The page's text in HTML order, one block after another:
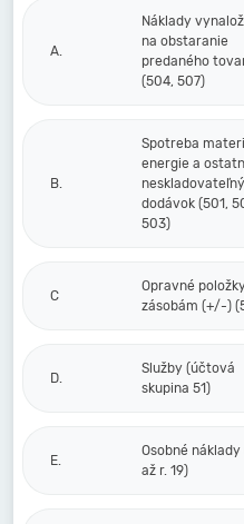
A.
Náklady
na obstaranie
predaného
(504, 507)
B.
Spotreba
energie a
dodávok (501,
503)
C
Opravné
zásobám (+/-)
D.
Služby (účtová
skupina 51)
E.
Osobné náklady
až r. 19)